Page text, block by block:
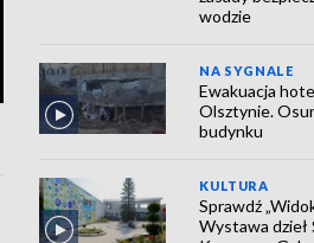
wodzie
NA SYGNALE
Ewakuacja
Olsztynie.
budynku
KULTURA
Sprawdź
Wystawa dzieł